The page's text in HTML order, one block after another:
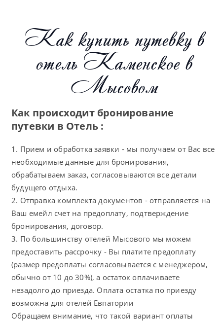
Как купить путевку в
отель Каменское в
Мысовом
Как происходит бронирование
путевки в Отель :
1. Прием и обработка заявки - мы получаем от Вас все
необходимые данные для бронирования,
обрабатываем заказ, согласовываются все детали
будущего отдыха.
2. Отправка комплекта документов - отправляется на
Ваш емейл счет на предоплату, подтверждение
бронирования, договор.
3. По большинству отелей Мысового мы можем
предоставить рассрочку - Вы платите предоплату
(размер предоплаты согласовывается с менеджером,
обычно от 10 до 30%), а остаток оплачиваете
незадолго до приезда. Оплата остатка по приезду
возможна для отелей Евпатории
Обращаем внимание, что такой вариант оплаты